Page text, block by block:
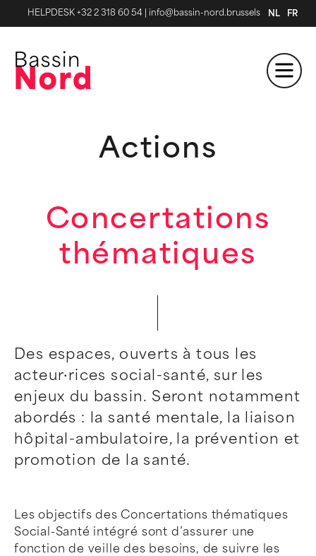
HELPDESK +32 2 318 60 54 info@bassin-nord.brussels NL FR
Actions
Concertations
thématiques
Des espaces, ouverts à tous les
acteur·rices social-santé, sur les
enjeux du bassin. Seront notamment
abordés : la santé mentale, la liaison
hôpital-ambulatoire, la prévention et
promotion de la santé.
Les objectifs des Concertations thématiques
Social-Santé intégré sont d’assurer une
fonction de veille des besoins, de suivre les